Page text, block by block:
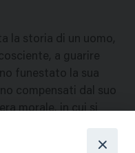
la storia di un uomo,
a guarire
funestato la sua
compensati dal suo
morale, in cui si
e pu? esser